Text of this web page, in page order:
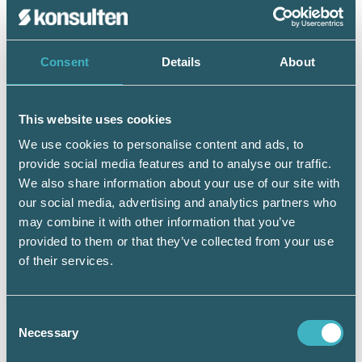
Consent Details About
This website uses cookies
We use cookies to personalise content and ads, to
provide social media features and to analyse our traffic.
We also share information about your use of our site with
our social media, advertising and analytics partners who
may combine it with other information that you’ve
provided to them or that they’ve collected from your use
of their services.
Selection
Necessary
Fakta: MYH:s områdesanalys 2026
varje år fram områdesanalyser för olika
utbildningsområden. Analyserna bygger
på statistik, dialog med arbetslivet och
regionala bedömningar av
kompetensbehoven.
Syftet är att ge en bild av
arbetsmarknadens behov av kompetens,
kompetenskrav, utgöra underlag när
yrkeshögskoleutbildningar som ska